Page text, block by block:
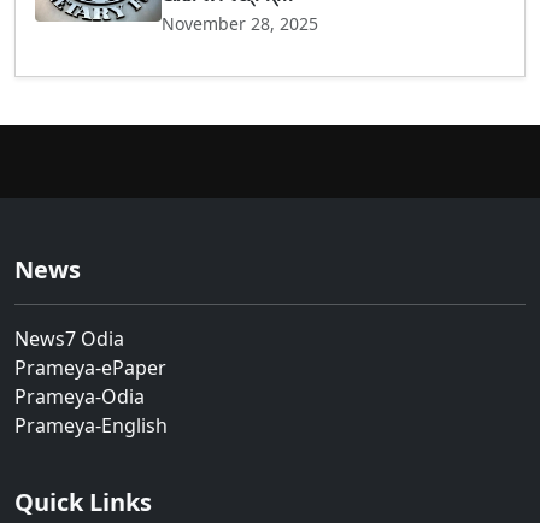
November 28, 2025
News
News7 Odia
Prameya-ePaper
Prameya-Odia
Prameya-English
Quick Links